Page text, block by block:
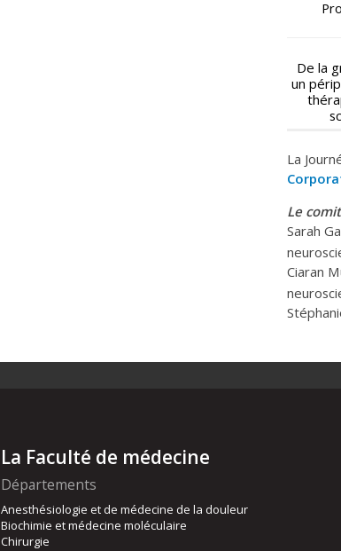
De la
un
La
Le
Sarah
Ciaran
La Faculté de médecine
Départements
Anesthésiologie et de médecine de la douleur
Biochimie et médecine moléculaire
Chirurgie